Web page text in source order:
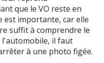
que le VO reste en
est importante, car elle
suffit à comprendre le
l'automobile, il faut
à une photo figée.